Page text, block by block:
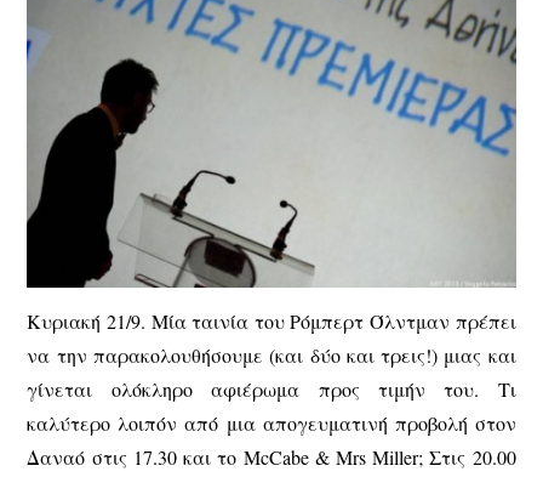
Κυριακή 21/9. Μία ταινία του Ρόμπερτ Όλντμαν πρέπει
να την παρακολουθήσουμε (και δύο και τρεις!) μιας και
γίνεται ολόκληρο αφιέρωμα προς τιμήν του. Τι
καλύτερο λοιπόν από μια απογευματινή προβολή στον
Δαναό στις 17.30 και το McCabe & Mrs Miller; Στις 20.00